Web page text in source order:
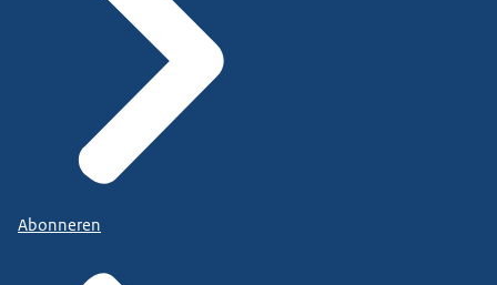
Abonneren